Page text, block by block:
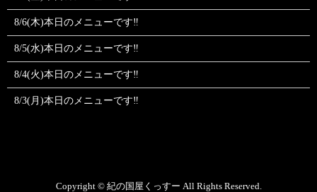
8/6(木)本日のメニューです‼️
8/5(水)本日のメニューです‼️
8/4(火)本日のメニューです‼️
8/3(月)本日のメニューです‼️
Copyright © 紀の国屋くっすー All Rights Reserved.